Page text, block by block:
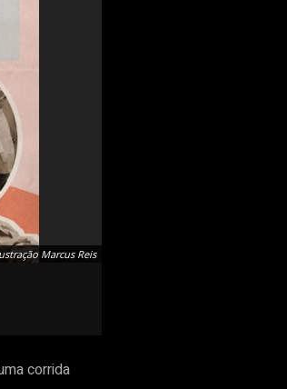
Marcus Reis
corrida